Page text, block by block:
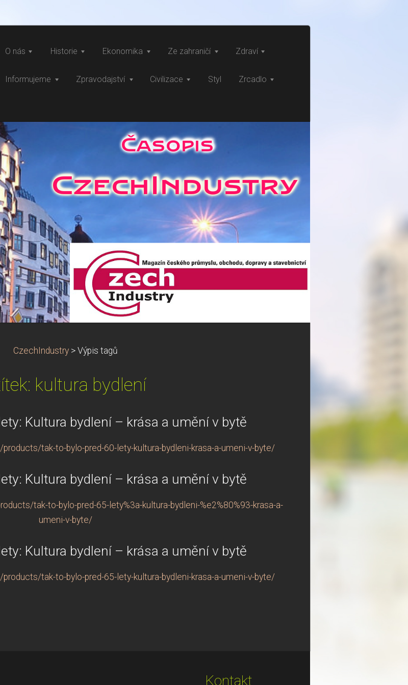
O nás Historie Ekonomika Ze zahraničí Zdraví
Informujeme Zpravodajství Civilizace Styl Zrcadlo
CzechIndustry > Výpis tagů
kultura bydlení
Kultura bydlení – krása a umění v bytě
tak-to-bylo-pred-60-lety-kultura-bydleni-krasa-a-umeni-v-byte/
Kultura bydlení – krása a umění v bytě
tak-to-bylo-pred-65-lety%3a-kultura-bydleni-%e2%80%93-krasa-a-
umeni-v-byte/
Kultura bydlení – krása a umění v bytě
tak-to-bylo-pred-65-lety-kultura-bydleni-krasa-a-umeni-v-byte/
Kontakt